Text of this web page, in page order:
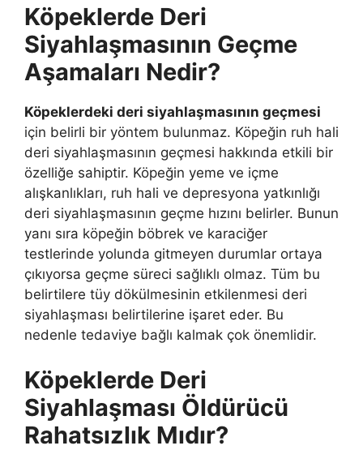
Köpeklerde Deri
Siyahlaşmasının Geçme
Aşamaları Nedir?
Köpeklerdeki deri siyahlaşmasının geçmesi
için belirli bir yöntem bulunmaz. Köpeğin ruh hali
deri siyahlaşmasının geçmesi hakkında etkili bir
özelliğe sahiptir. Köpeğin yeme ve içme
alışkanlıkları, ruh hali ve depresyona yatkınlığı
deri siyahlaşmasının geçme hızını belirler. Bunun
yanı sıra köpeğin böbrek ve karaciğer
testlerinde yolunda gitmeyen durumlar ortaya
çıkıyorsa geçme süreci sağlıklı olmaz. Tüm bu
belirtilere tüy dökülmesinin etkilenmesi deri
siyahlaşması belirtilerine işaret eder. Bu
nedenle tedaviye bağlı kalmak çok önemlidir.
Köpeklerde Deri
Siyahlaşması Öldürücü
Rahatsızlık Mıdır?